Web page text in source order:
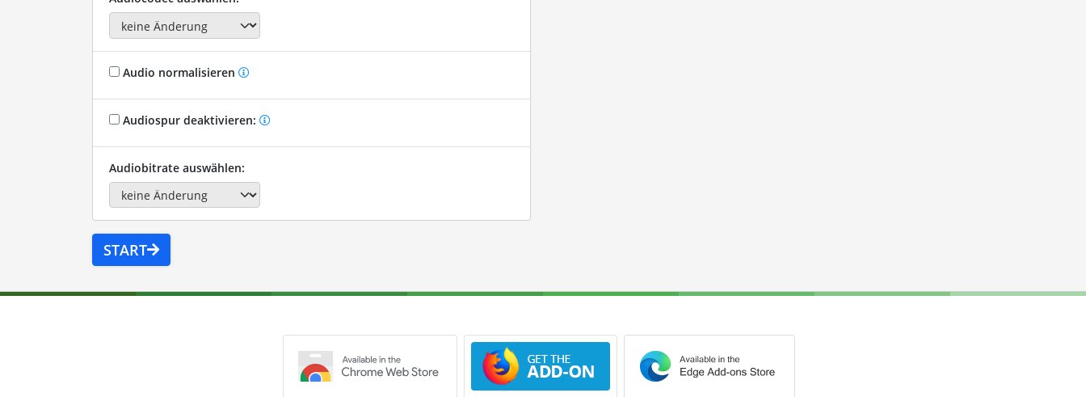
Audio normalisieren
Audiospur deaktivieren:
Audiobitrate auswählen:
START